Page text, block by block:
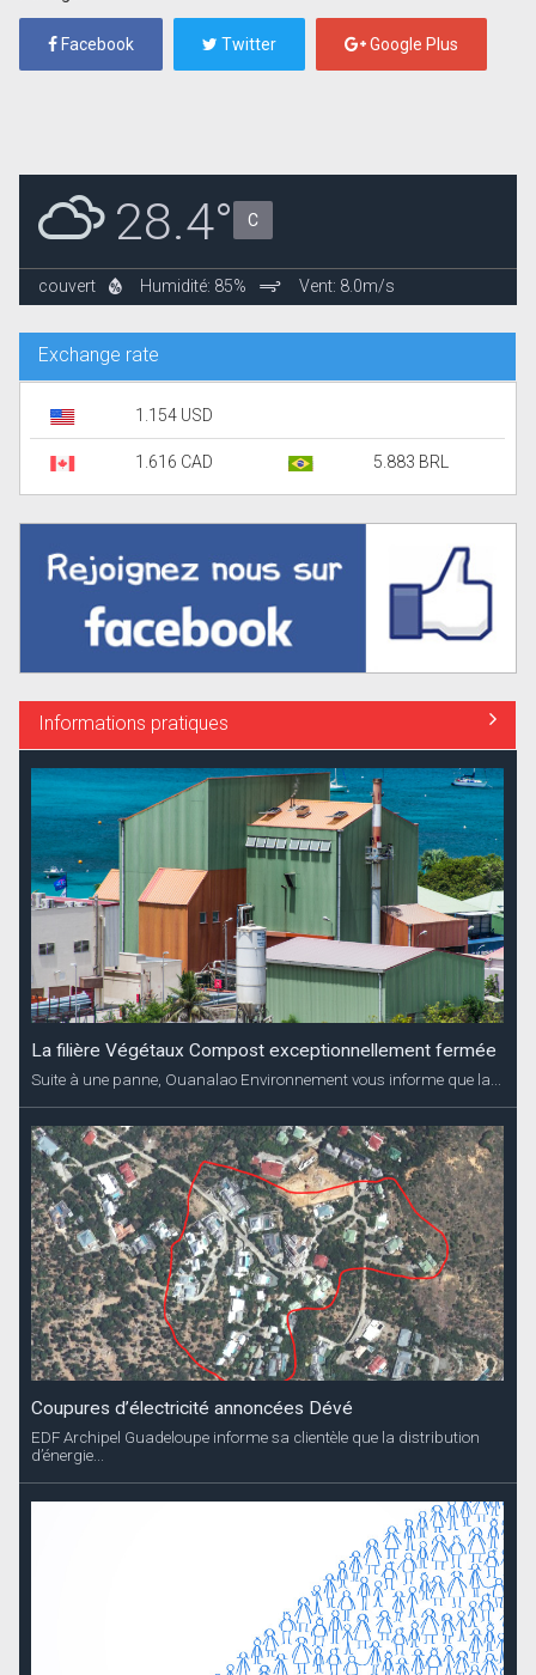
Facebook Twitter Google Plus
28.4° C
couvert Humidité: 85% Vent: 8.0m/s
Exchange rate
1.154 USD
1.616 CAD 5.883 BRL
Informations pratiques
La filière Végétaux Compost exceptionnellement fermée
Suite à une panne, Ouanalao Environnement vous informe que la...
Coupures d’électricité annoncées Dévé
EDF Archipel Guadeloupe informe sa clientèle que la distribution
d’énergie...